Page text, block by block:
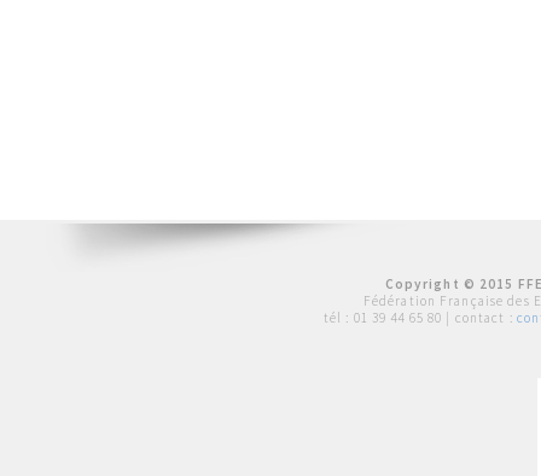
Copyright © 2015
Fédération Française des
tél : 01 39 44 65 80 | contact :